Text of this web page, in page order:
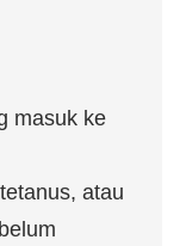
masuk ke
atau